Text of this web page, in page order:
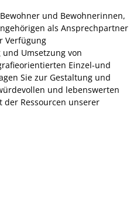
und Bewohnerinnen,
als Ansprechpartner
Verfügung
Umsetzung von
Einzel-und
Sie zur Gestaltung und
und lebenswerten
der Ressourcen unserer